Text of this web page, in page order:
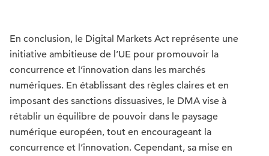
En conclusion, le Digital Markets Act représente une
initiative ambitieuse de l’UE pour promouvoir la
concurrence et l’innovation dans les marchés
numériques. En établissant des règles claires et en
imposant des sanctions dissuasives, le DMA vise à
rétablir un équilibre de pouvoir dans le paysage
numérique européen, tout en encourageant la
concurrence et l’innovation. Cependant, sa mise en